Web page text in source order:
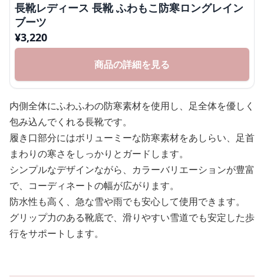
長靴レディース 長靴 ふわもこ防寒ロングレイン
ブーツ
¥3,220
商品の詳細を見る
内側全体にふわふわの防寒素材を使用し、足全体を優しく
包み込んでくれる長靴です。
履き口部分にはボリューミーな防寒素材をあしらい、足首
まわりの寒さをしっかりとガードします。
シンプルなデザインながら、カラーバリエーションが豊富
で、コーディネートの幅が広がります。
防水性も高く、急な雪や雨でも安心して使用できます。
グリップ力のある靴底で、滑りやすい雪道でも安定した歩
行をサポートします。